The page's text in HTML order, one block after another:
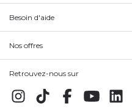
Besoin d'aide
Nos offres
Retrouvez-nous sur